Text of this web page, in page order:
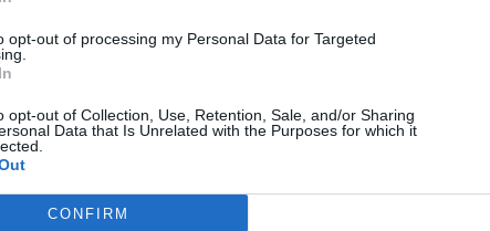
opt-out of processing my Personal Data for Targeted
opt-out of Collection, Use, Retention, Sale, and/or Sharing
Data that Is Unrelated with the Purposes for which it
CONFIRM
κοινοποιεί στον Δήμαρχο Σπάρτης, στους
Δημοτικούς Συμβούλους, στο Σύνδεσμο
Βιβλιοθήκη Σπάρτης και στο Λύκειο